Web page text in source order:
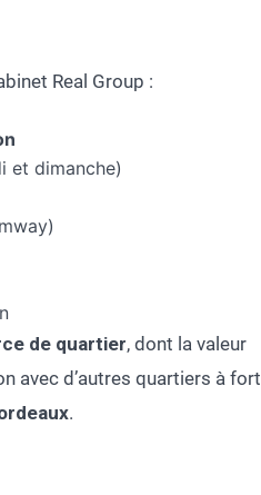
Real Group :
et dimanche)
de quartier, dont la valeur
avec d’autres quartiers à fort
.